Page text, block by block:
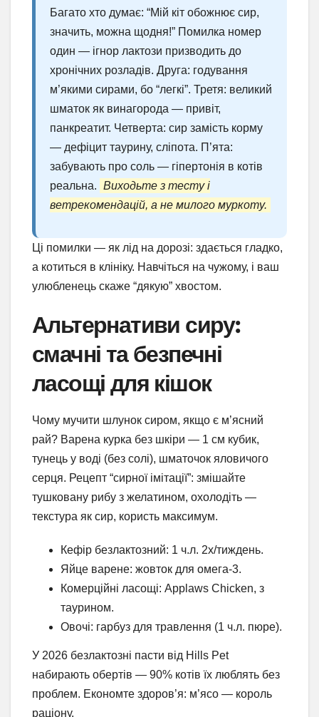
Багато хто думає: “Мій кіт обожнює сир,
значить, можна щодня!” Помилка номер
один — ігнор лактози призводить до
хронічних розладів. Друга: годування
м’якими сирами, бо “легкі”. Третя: великий
шматок як винагорода — привіт,
панкреатит. Четверта: сир замість корму
— дефіцит таурину, сліпота. П’ята:
забувають про соль — гіпертонія в котів
реальна. Виходьте з тесту і
ветрекомендацій, а не милого муркоту.
Ці помилки — як лід на дорозі: здається гладко,
а котиться в клініку. Навчіться на чужому, і ваш
улюбленець скаже “дякую” хвостом.
Альтернативи сиру:
смачні та безпечні
ласощі для кішок
Чому мучити шлунок сиром, якщо є м’ясний
рай? Варена курка без шкіри — 1 см кубик,
тунець у воді (без солі), шматочок яловичого
серця. Рецепт “сирної імітації”: змішайте
тушковану рибу з желатином, охолодіть —
текстура як сир, користь максимум.
Кефір безлактозний: 1 ч.л. 2x/тиждень.
Яйце варене: жовток для омега-3.
Комерційні ласощі: Applaws Chicken, з
таурином.
Овочі: гарбуз для травлення (1 ч.л. пюре).
У 2026 безлактозні пасти від Hills Pet
набирають обертів — 90% котів їх люблять без
проблем. Економте здоров’я: м’ясо — король
раціону.